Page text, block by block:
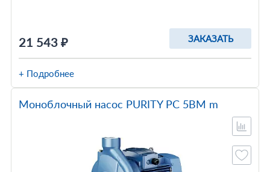
21 543 ₽ ЗАКАЗАТЬ
+ Подробнее
Моноблочный насос PURITY PC 5BM m